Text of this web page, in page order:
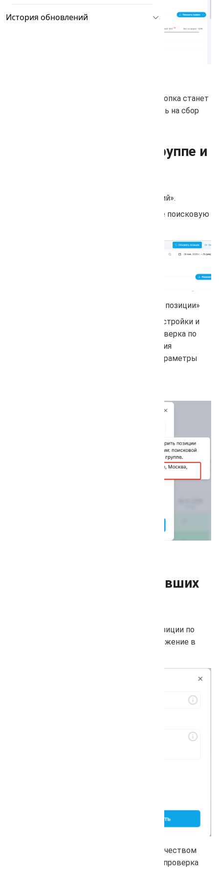
История обновлений
После запуска проверки позиций у вас кнопка станет
неактивной, значит проект ушел в очередь на сбор
Проверка позиций по группе и
Перейдите в раздел «Проверка позиций».
На панели фильтров выберите нужные поисковую
Нажмите на синюю кнопку «Обновить позиции»
Во всплывающем окне раскройте «Настройки и
стоимость», установите чекбокс «Проверка по
фильтру». Наведите на иконку получения
информации, вы там увидете какие параметры
Опция «Проверка просевших
Опция позволяет повторно проверить позиции по
ключевым фразам, которые показали снижение в
Это удобно для проектов с большим количеством
запросов и регионов, где поштучная перепроверка